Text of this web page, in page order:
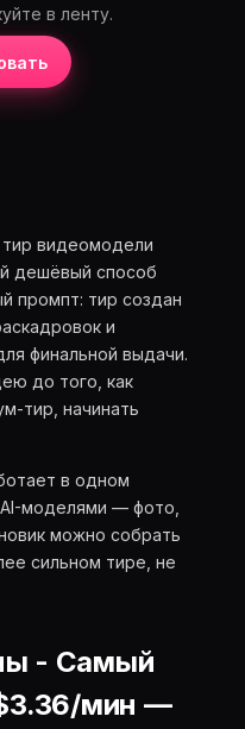
в ленту.
видеомодели
дешёвый способ
промпт: тир создан
и
финальной выдачи.
до того, как
тир, начинать
в одном
моделями — фото,
можно собрать
сильном тире, не
- Самый
мин —